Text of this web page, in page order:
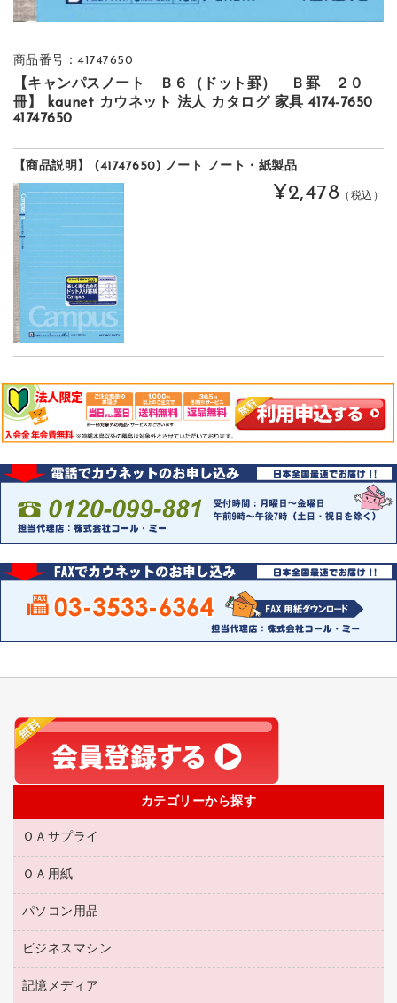
商品番号：41747650
【キャンパスノート Ｂ６（ドット罫） Ｂ罫 ２０
冊】 kaunet カウネット 法人 カタログ 家具 4174-7650
41747650
【商品説明】 (41747650) ノート ノート・紙製品
¥2,478 （税込）
カテゴリーから探す
ＯＡサプライ
互換インクカートリッジ
リサイクルトナー（リターン方式）
リサイクルトナー（プール方式）
リサイクルインクカートリッジ
プリンタ用リボン
ＯＡ用紙
名刺用紙
帳票用紙／フォーム用紙
ワープロ用紙
ラベル用紙
パソコン用品
パソコン周辺機器
各種ケーブル
ビジネスマシン
電話機
記憶メディア